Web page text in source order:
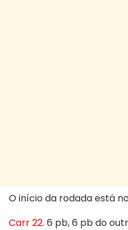
O início da rodada está
Carr 22. 6 pb, 6 pb do